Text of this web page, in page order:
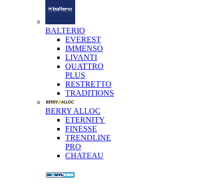
BALTERIO
EVEREST
IMMENSO
LIVANTI
QUATTRO
PLUS
RESTRETTO
TRADITIONS
BERRY ALLOC
ETERNITY
FINESSE
TRENDLINE
PRO
CHATEAU